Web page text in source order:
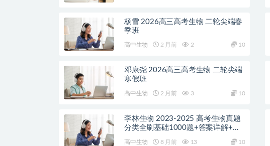
杨雪 2026高三高考生物 二轮尖端春
季班
高中生物 2 月前 2 10
邓康尧 2026高三高考生物 二轮尖端
寒假班
高中生物 2 月前 3 10
李林生物 2023-2025 高考生物真题
分类全刷基础1000题+答案详解+笔
高中生物 8 月前 13 10